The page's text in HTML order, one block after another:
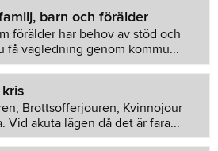
barn och förälder
förälder har behov av stöd och
få vägledning genom kommu...
Brottsofferjouren, Kvinnojour
Vid akuta lägen då det är fara...